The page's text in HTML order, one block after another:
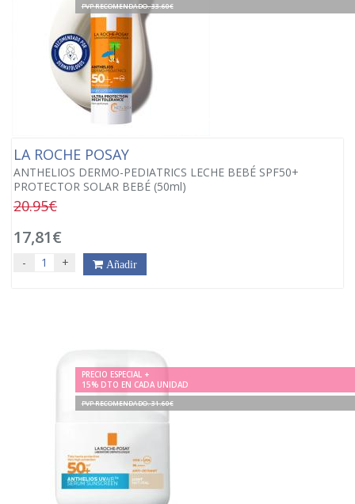
PVP RECOMENDADO. 33.60€
LA ROCHE POSAY
ANTHELIOS DERMO-PEDIATRICS LECHE BEBÉ SPF50+
PROTECTOR SOLAR BEBÉ (50ml)
20.95€
17,81€
- + Añadir
PRECIO ESPECIAL +
15% DTO EN CADA UNIDAD
PVP RECOMENDADO. 31.60€